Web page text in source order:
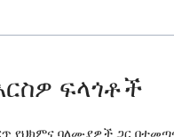
ፍላጎቶች
የህክምና ባለሙያዎች ጋር